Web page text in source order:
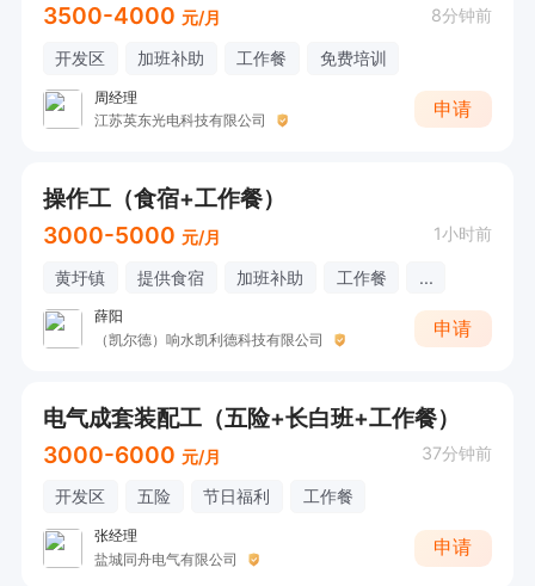
3500-4000 元/月 8分钟前
开发区 加班补助 工作餐 免费培训
周经理
江苏英东光电科技有限公司
申请
操作工（食宿+工作餐）
3000-5000 元/月 1小时前
黄圩镇 提供食宿 加班补助 工作餐 ...
薛阳
（凯尔德）响水凯利德科技有限公司
申请
电气成套装配工（五险+长白班+工作餐）
3000-6000 元/月 37分钟前
开发区 五险 节日福利 工作餐
张经理
盐城同舟电气有限公司
申请